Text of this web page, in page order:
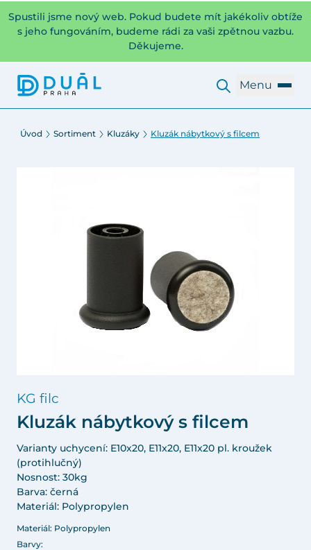
Spustili jsme nový web. Pokud budete mít jakékoliv obtíže
s jeho fungováním, budeme rádi za vaši zpětnou vazbu.
Děkujeme.
Menu
Úvod Sortiment Kluzáky Kluzák nábytkový s filcem
KG filc
Kluzák nábytkový s filcem
Varianty uchycení: E10x20, E11x20, E11x20 pl. kroužek
(protihlučný)
Nosnost: 30kg
Barva: černá
Materiál: Polypropylen
Materiál: Polypropylen
Barvy: